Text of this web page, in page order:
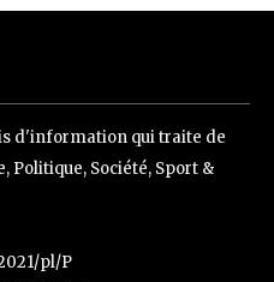
d'information qui traite de
Politique, Société, Sport &
pl/P